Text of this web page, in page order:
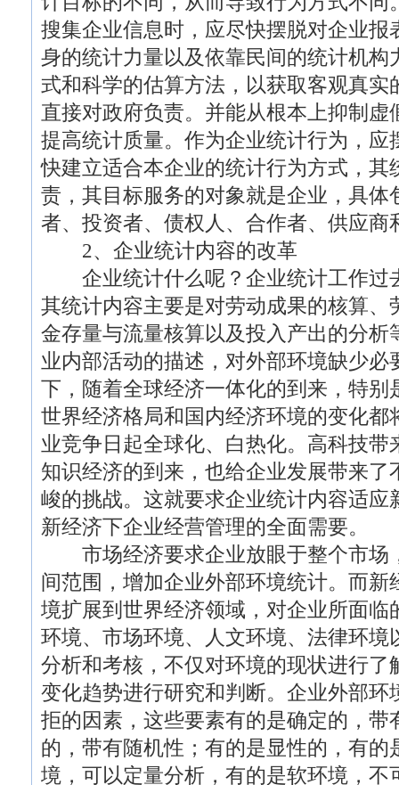
搜集企业信息时，应尽快摆脱对企业报
身的统计力量以及依靠民间的统计机构
式和科学的估算方法，以获取客观真实
直接对政府负责。并能从根本上抑制虚
提高统计质量。作为企业统计行为，应
快建立适合本企业的统计行为方式，其
责，其目标服务的对象就是企业，具体
者、投资者、债权人、合作者、供应商
2、企业统计内容的改革
企业统计什么呢？企业统计工作过
其统计内容主要是对劳动成果的核算、
金存量与流量核算以及投入产出的分析
业内部活动的描述，对外部环境缺少必
下，随着全球经济一体化的到来，特别
世界经济格局和国内经济环境的变化都
业竞争日起全球化、白热化。高科技带
知识经济的到来，也给企业发展带来了
峻的挑战。这就要求企业统计内容适应
新经济下企业经营管理的全面需要。
市场经济要求企业放眼于整个市场
间范围，增加企业外部环境统计。而新
境扩展到世界经济领域，对企业所面临
环境、市场环境、人文环境、法律环境
分析和考核，不仅对环境的现状进行了
变化趋势进行研究和判断。企业外部环
拒的因素，这些要素有的是确定的，带
的，带有随机性；有的是显性的，有的
境，可以定量分析，有的是软环境，不